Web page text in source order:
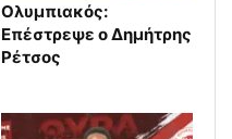
Ολυμπιακός:
Επέστρεψε ο Δημήτρης
Ρέτσος